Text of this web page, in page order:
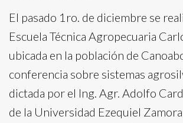
El pasado 1ro. de diciembre se
Escuela Técnica Agropecuaria
ubicada en la población de
conferencia sobre sistemas
dictada por el Ing. Agr. Adolfo
de la Universidad Ezequiel